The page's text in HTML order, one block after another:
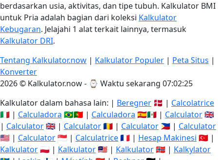
berdasarkan usia, aktivitas, dan tipe tubuh. Kalkulator BMI
untuk Pria adalah bagian dari koleksi Kalkulator
Kebugaran. Jelajahi 1 alat terkait lainnya, termasuk
Kalkulator DRI.
Tentang Kalkulator.now | Kalkulator Populer | Peta Situs |
Konverter
2026 © Kalkulator.now - ⌚ Waktu sekarang 07:02:25
Kalkulator dalam bahasa lain: | Beregner 🇩🇰 | Calcolatrice
🇮🇹 | Calculadora 🇧🇷🇵🇹 | Calculadora 🇪🇸🇲🇽 | Calculator🇬🇧
| Calculator🇬🇧 | Calculator🇷🇴 | Calculator 🇵🇭 | Calculator
🇺🇸 | Calculator🇸🇬 | Calculatrice🇫🇷 | Hesap Makinesi 🇹🇷 |
Kalkulator🇵🇱 | Kalkulator🇲🇾 | Kalkulator🇳🇴 | Kalkylator